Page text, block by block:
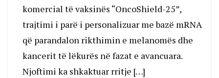
komercial të vaksinës “OncoShield-25”,
trajtimi i parë i personalizuar me bazë mRNA
që parandalon rikthimin e melanomës dhe
kancerit të lëkurës në fazat e avancuara.
Njoftimi ka shkaktuar rritje […]